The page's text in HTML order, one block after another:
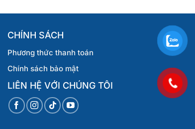
CHÍNH SÁCH
Phương thức thanh toán
Chính sách bảo mật
LIÊN HỆ VỚI CHÚNG TÔI